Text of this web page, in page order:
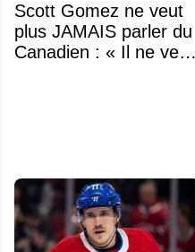
Scott Gomez ne veut
plus JAMAIS parler du
Canadien : « Il ne veut